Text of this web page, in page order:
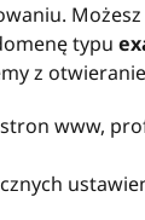
Możesz
typu
z
stron www,